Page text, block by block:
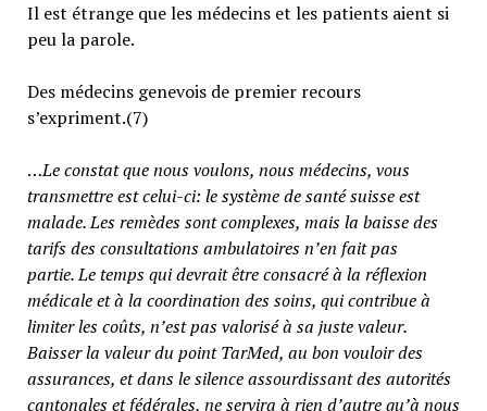
Il est étrange que les médecins et les patients aient si
peu la parole.
Des médecins genevois de premier recours
s’expriment.(7)
…Le constat que nous voulons, nous médecins, vous
transmettre est celui-ci: le système de santé suisse est
malade. Les remèdes sont complexes, mais la baisse des
tarifs des consultations ambulatoires n’en fait pas
partie.Le temps qui devrait être consacré à la réflexion
médicale et à la coordination des soins, qui contribue à
limiter les coûts, n’est pas valorisé à sa juste valeur.
Baisser la valeur du point TarMed, au bon vouloir des
assurances, et dans le silence assourdissant des autorités
cantonales et fédérales, ne servira à rien d’autre qu’à nous